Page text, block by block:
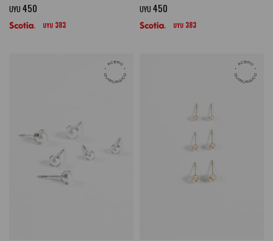
UYU 450
UYU 383
UYU 450
UYU 383